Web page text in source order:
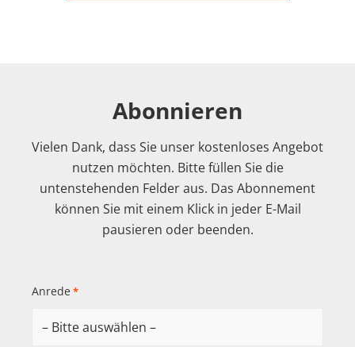
Abonnieren
Vielen Dank, dass Sie unser kostenloses Angebot
nutzen möchten. Bitte füllen Sie die
untenstehenden Felder aus. Das Abonnement
können Sie mit einem Klick in jeder E-Mail
pausieren oder beenden.
Anrede *